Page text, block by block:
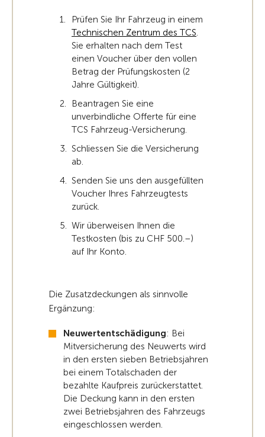
Prüfen Sie Ihr Fahrzeug in einem
Technischen Zentrum des TCS.
Sie erhalten nach dem Test
einen Voucher über den vollen
Betrag der Prüfungskosten (2
Jahre Gültigkeit).
Beantragen Sie eine
unverbindliche Offerte für eine
TCS Fahrzeug-Versicherung.
Schliessen Sie die Versicherung
ab.
Senden Sie uns den ausgefüllten
Voucher Ihres Fahrzeugtests
zurück.
Wir überweisen Ihnen die
Testkosten (bis zu CHF 500.–)
auf Ihr Konto.
Die Zusatzdeckungen als sinnvolle
Ergänzung:
Neuwertentschädigung: Bei
Mitversicherung des Neuwerts wird
in den ersten sieben Betriebsjahren
bei einem Totalschaden der
bezahlte Kaufpreis zurückerstattet.
Die Deckung kann in den ersten
zwei Betriebsjahren des Fahrzeugs
eingeschlossen werden.